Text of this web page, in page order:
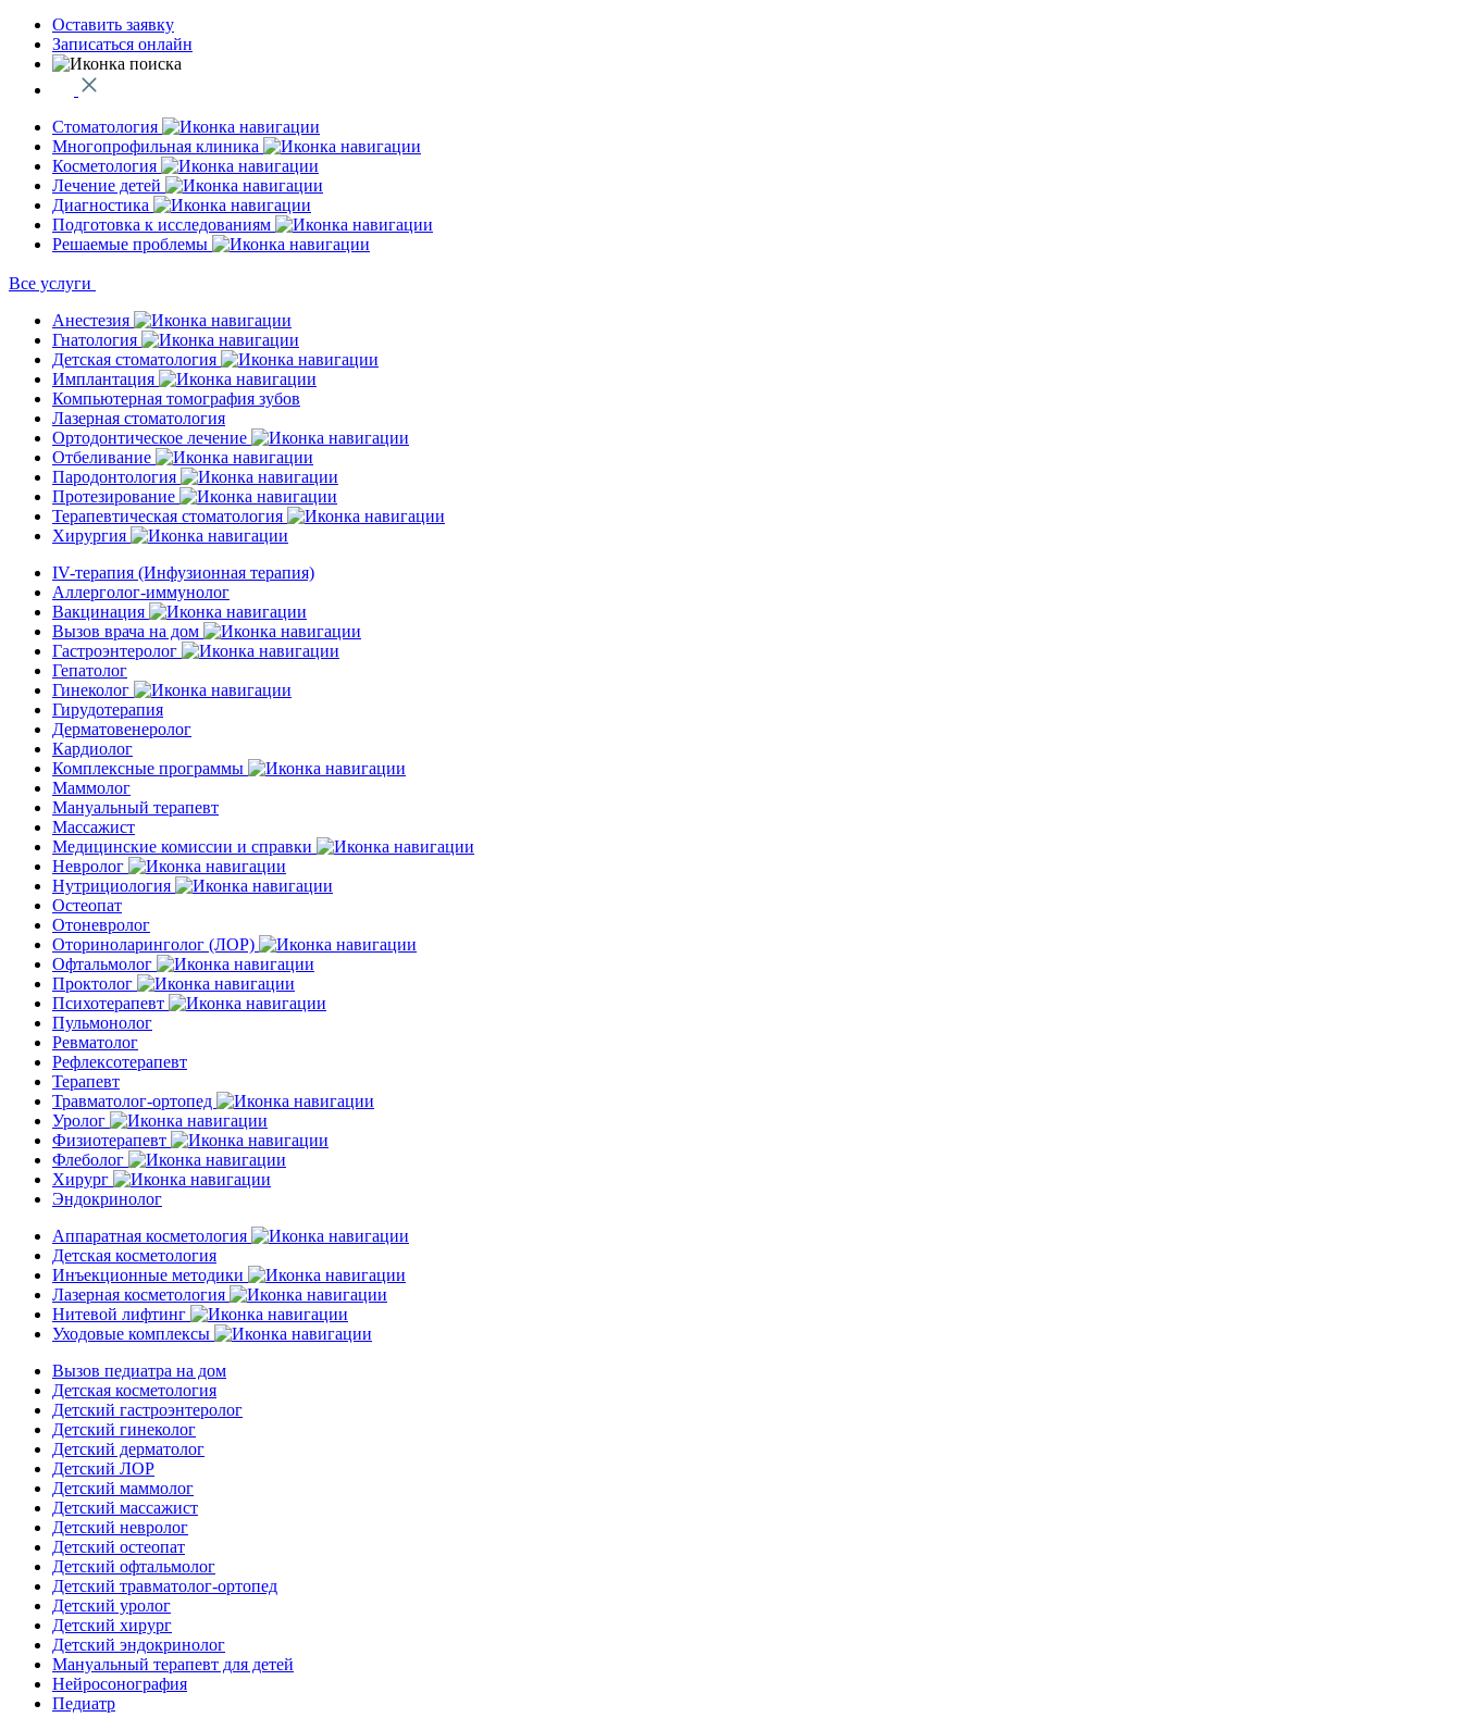
Оставить заявку
Записаться онлайн
Стоматология
Многопрофильная клиника
Косметология
Лечение детей
Диагностика
Подготовка к исследованиям
Решаемые проблемы
Все услуги
Анестезия
Гнатология
Детская стоматология
Имплантация
Компьютерная томография зубов
Лазерная стоматология
Ортодонтическое лечение
Отбеливание
Пародонтология
Протезирование
Терапевтическая стоматология
Хирургия
IV-терапия (Инфузионная терапия)
Аллерголог-иммунолог
Вакцинация
Вызов врача на дом
Гастроэнтеролог
Гепатолог
Гинеколог
Гирудотерапия
Дерматовенеролог
Кардиолог
Комплексные программы
Маммолог
Мануальный терапевт
Массажист
Медицинские комиссии и справки
Невролог
Нутрициология
Остеопат
Отоневролог
Оториноларинголог (ЛОР)
Офтальмолог
Проктолог
Психотерапевт
Пульмонолог
Ревматолог
Рефлексотерапевт
Терапевт
Травматолог-ортопед
Уролог
Физиотерапевт
Флеболог
Хирург
Эндокринолог
Аппаратная косметология
Детская косметология
Инъекционные методики
Лазерная косметология
Нитевой лифтинг
Уходовые комплексы
Вызов педиатра на дом
Детская косметология
Детский гастроэнтеролог
Детский гинеколог
Детский дерматолог
Детский ЛОР
Детский маммолог
Детский массажист
Детский невролог
Детский остеопат
Детский офтальмолог
Детский травматолог-ортопед
Детский уролог
Детский хирург
Детский эндокринолог
Мануальный терапевт для детей
Нейросонография
Педиатр